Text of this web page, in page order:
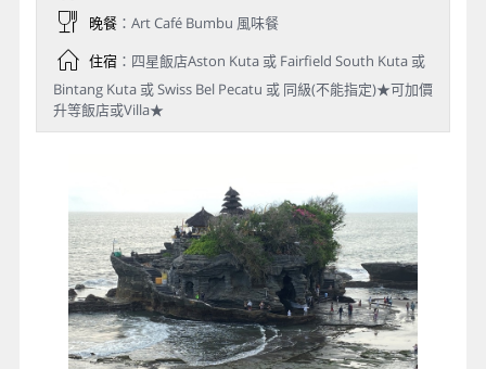
晚餐：Art Café Bumbu 風味餐
住宿：四星飯店Aston Kuta 或 Fairfield South Kuta 或
Bintang Kuta 或 Swiss Bel Pecatu 或 同級(不能指定)★可加價
升等飯店或Villa★